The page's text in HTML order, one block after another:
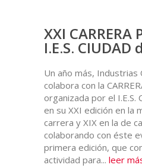
XXI CARRERA
I.E.S. CIUDAD
Un año más, Industrias
colabora con la
organizada por el I.E.S.
en su XXI edición en la
carrera y XIX en la de
colaborando con éste
primera edición, que
actividad para... leer